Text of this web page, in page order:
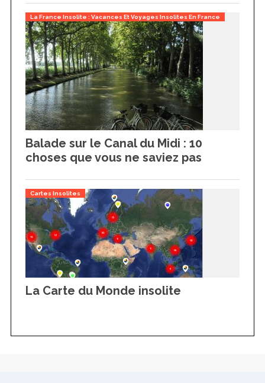
La France Insolite : Vacances Et Voyages Insolites En France
Balade sur le Canal du Midi : 10
choses que vous ne saviez pas
Cartes Insolites
La Carte du Monde insolite
o
r
: